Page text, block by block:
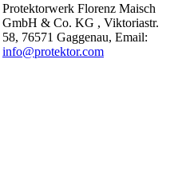
Protektorwerk Florenz Maisch
GmbH & Co. KG , Viktoriastr.
58, 76571 Gaggenau, Email:
info@protektor.com